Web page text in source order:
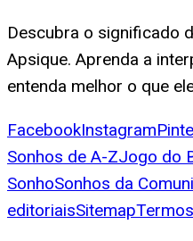
Descubra o significado
Apsique. Aprenda a
entenda melhor o que
FacebookInstagram
Sonhos de A-ZJogo do
SonhoSonhos da
editoriaisSitemapTermos